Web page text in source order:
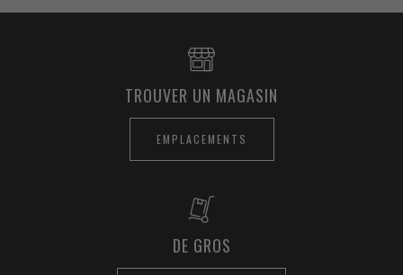
TROUVER UN MAGASIN
EMPLACEMENTS
DE GROS